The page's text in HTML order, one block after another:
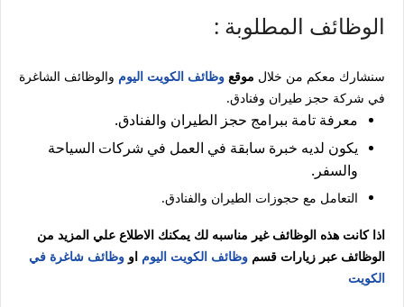
الوظائف المطلوبة :
سنشارك معكم من خلال موقع وظائف الكويت اليوم والوظائف الشاغرة
في ‏شركة حجز طيران وفنادق.
معرفة تامة ببرامج حجز الطيران والفنادق.
يكون لديه خبرة سابقة في العمل في شركات السياحة
والسفر.
التعامل مع حجوزات الطيران والفنادق.
اذا كانت هذه الوظائف غير مناسبه لك يمكنك الاطلاع علي المزيد من
الوظائف عبر زيارات قسم وظائف الكويت اليوم او وظائف شاغرة في
الكويت